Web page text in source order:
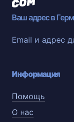
Ваш адрес в
Email и адрес
Информация
Помощь
О нас